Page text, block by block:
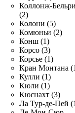
Коллонж-
(2)
Колони (5)
Комюньи (2)
Конш (1)
Корсо (3)
Корсье (1)
Кран Монтана
Кулли (1)
Кюли (1)
Кюснахт (3)
Ла Тур-де-Пей